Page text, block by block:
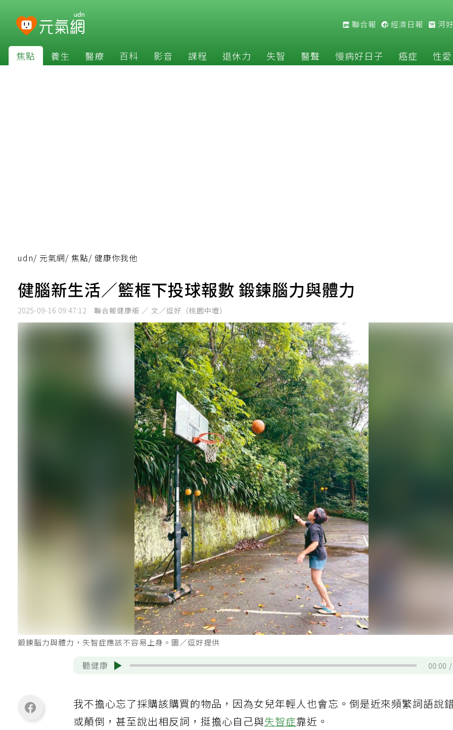
聯合報 經濟日報 河
焦點 養生 醫療 百科 影音 課程 退休力 失智 醫聲 慢病好日子 癌症 性愛
udn/ 元氣網/ 焦點/ 健康你我他
健腦新生活／籃框下投球報數 鍛鍊腦力與體力
2025-09-16 09:47:12 聯合報健康版 ／ 文／逗好（桃園中壢）
鍛鍊腦力與體力，失智症應該不容易上身。圖／逗好提供
聽健康 00:00
我不擔心忘了採購該購買的物品，因為女兒年輕人也會忘。倒是近來頻繁詞語說
或顛倒，甚至說出相反詞，挺擔心自己與失智症靠近。